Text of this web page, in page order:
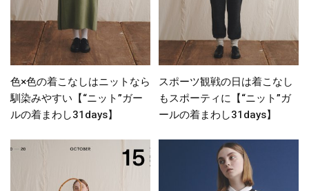
色×色の着こなしはニットなら
馴染みやすい【“ニット”ガー
ルの着まわし31days】
スポーツ観戦の日は着こなし
もスポーティに【“ニット”ガ
ールの着まわし31days】